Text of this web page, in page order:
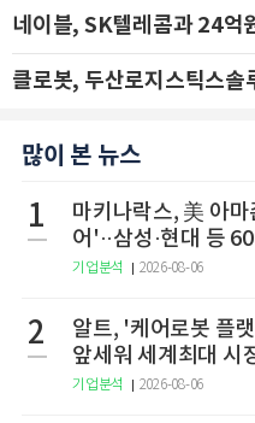
네이블, SK텔레콤과 24억
많이 본 뉴스
1
마키나락스, 美 아
어'··삼성·현대 등
기업분석 2026-08-06
2
알트, '케어로봇 플
앞세워 세계최대 시
기업분석 2026-08-06